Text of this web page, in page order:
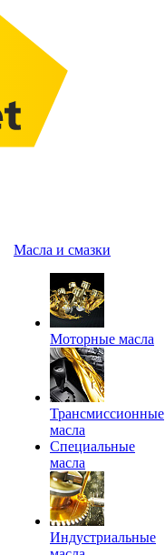
Масла и смазки
Моторные масла
Трансмиссионные
масла
Специальные
масла
Индустриальные